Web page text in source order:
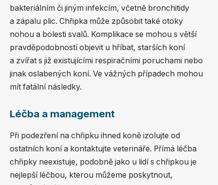
bakteriálním či jiným infekcím, včetně bronchitidy
a zápalu plic. Chřipka může způsobit také otoky
nohou a bolesti svalů. Komplikace se mohou s větší
pravděpodobností objevit u hříbat, starších koní
a zvířat s již existujícími respiračními poruchami nebo
jinak oslabených koní. Ve vážných případech mohou
mít fatální následky.
Léčba a management
Při podezření na chřipku ihned koně izolujte od
ostatních koní a kontaktujte veterináře. Přímá léčba
chřipky neexistuje, podobně jako u lidí s chřipkou je
nejlepší léčbou, kterou můžeme poskytnout,